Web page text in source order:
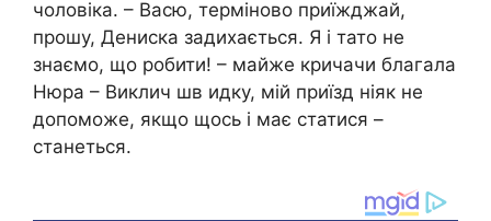
чоловіка. – Васю, термiново приїжджай,
прошу, Дениска задихається. Я і тато не
знаємо, що робити! – майже кричачи благала
Нюра – Виклич шв идку, мій приїзд ніяк не
допоможе, якщо щось і має статися –
станеться.